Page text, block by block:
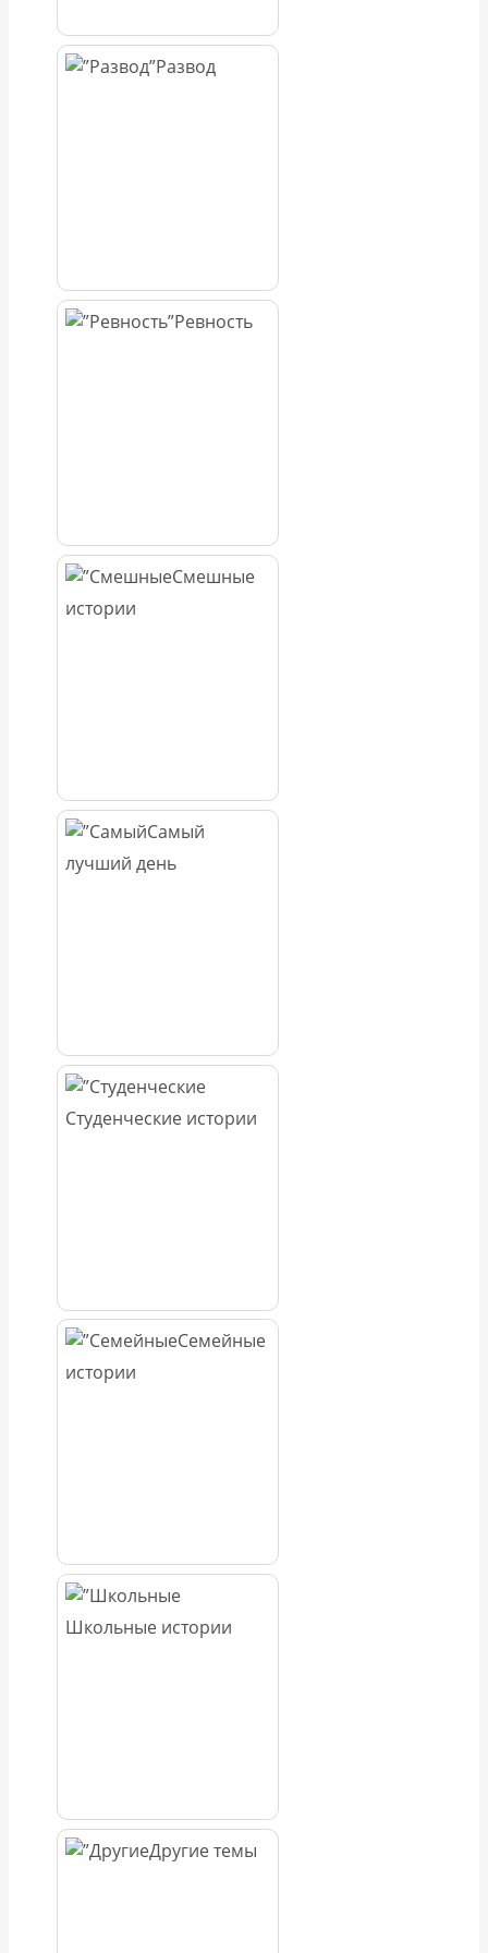
Развод
Ревность
Смешные
истории
Самый
лучший день
Студенческие истории
Семейные
истории
Школьные истории
Другие темы